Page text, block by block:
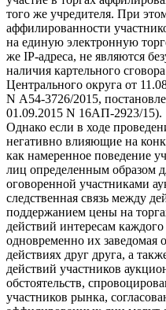
того же учредителя. При
аффилированности
на единую электронную
же IP-адреса, не являются
наличия картельного
Центрального округа от
N А54-3726/2015,
01.09.2015 N 16АП-2923/15).
Однако если в ходе
негативно влияющие на
как намеренное поведение
лиц определенным образом
оговоренной участниками
следственная связь между
поддержанием цены на
действий интересам
одновременно их заведомая
действиях друг друга, а
действий участников
обстоятельств,
участников рынка,